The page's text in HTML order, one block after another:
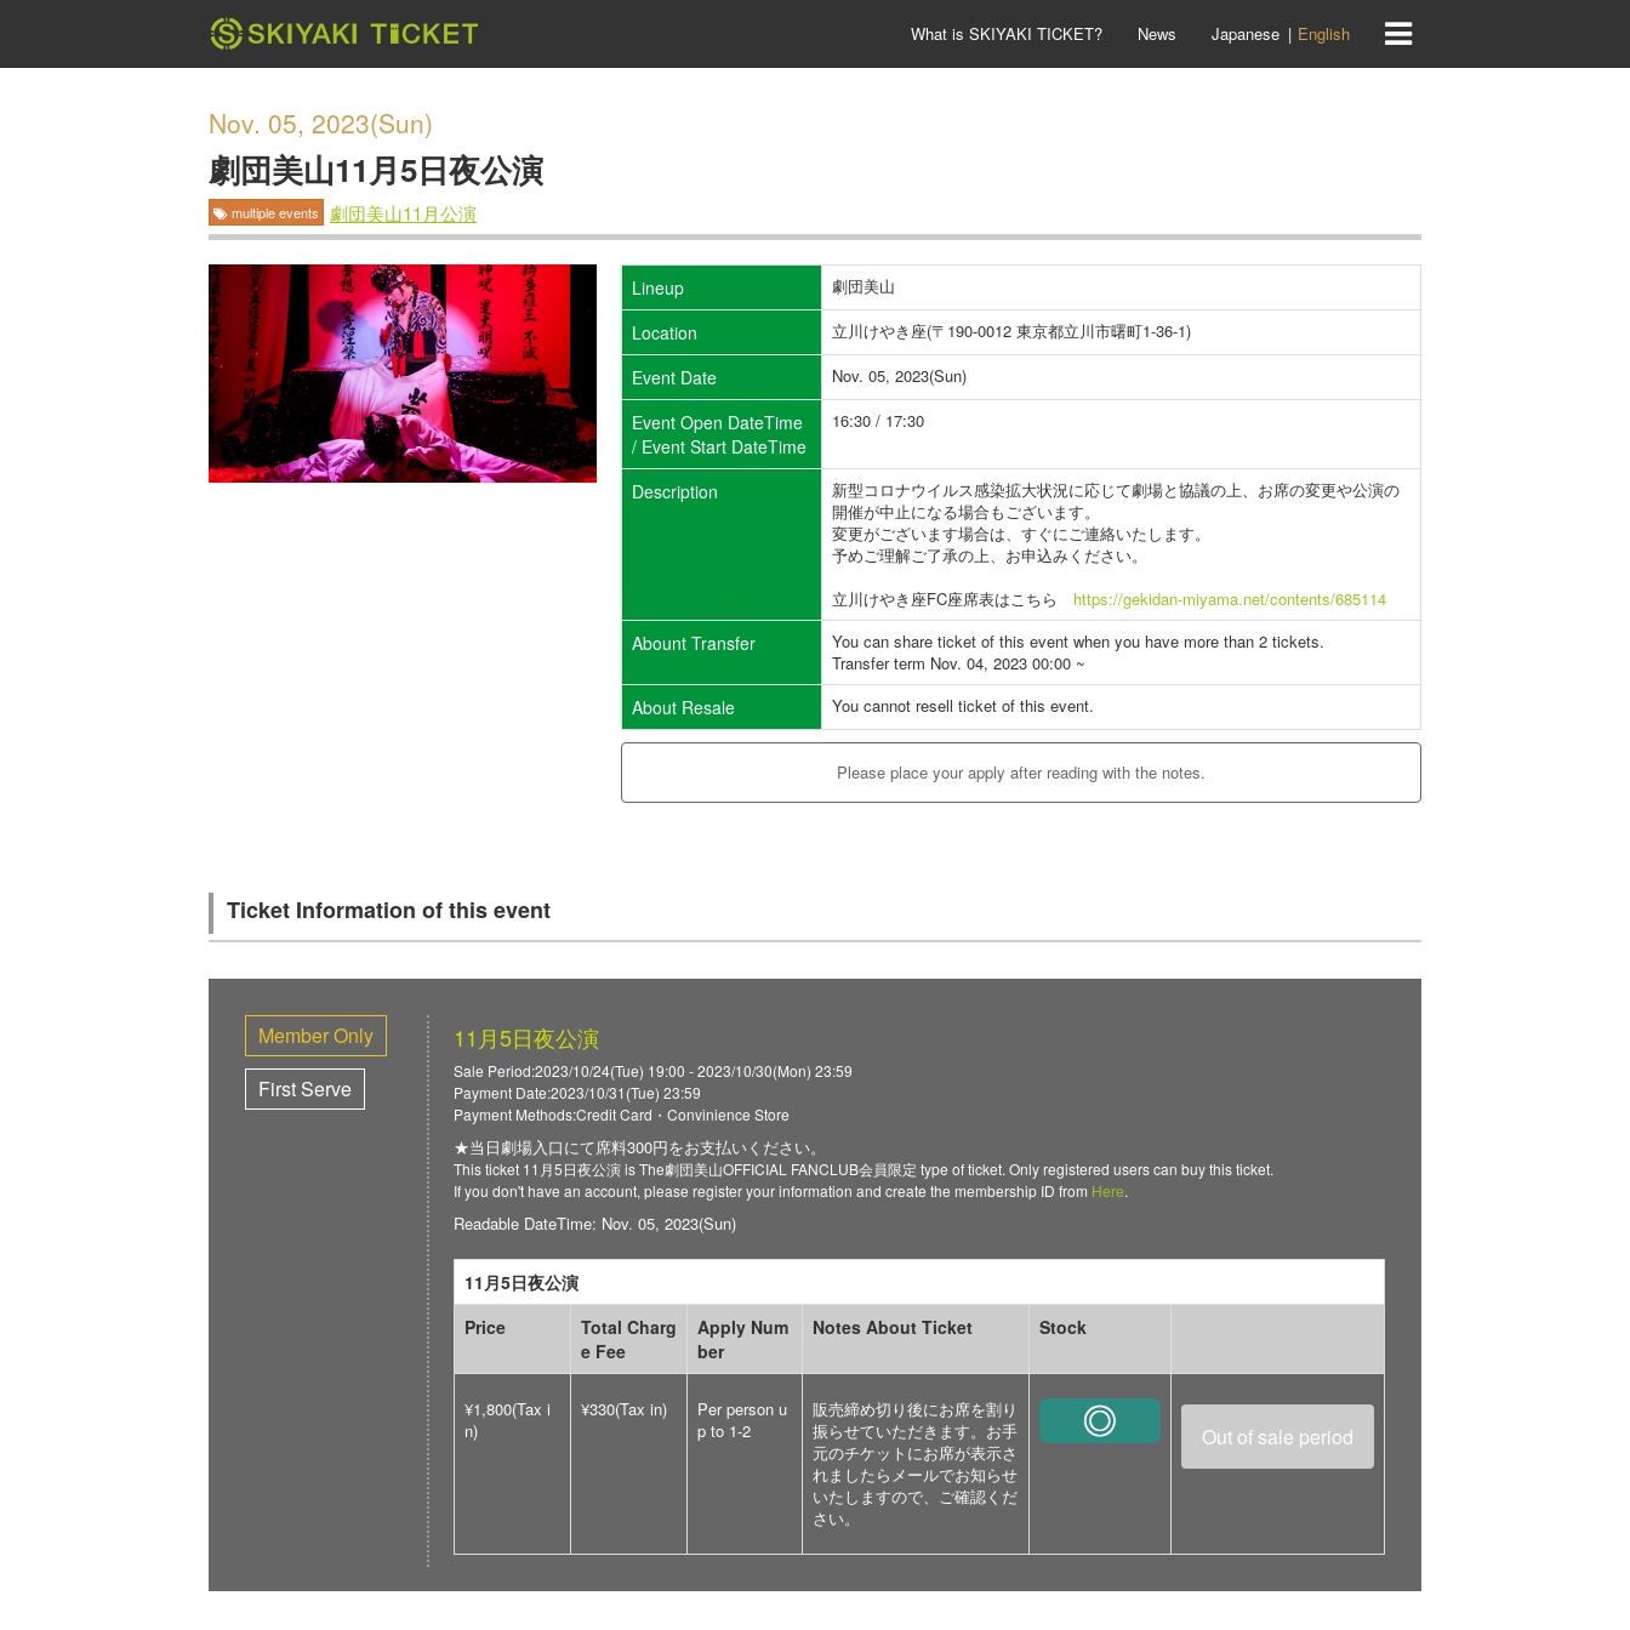
What is SKIYAKI TICKET? News Japanese English
Nov. 05, 2023(Sun)
劇団美山11月5日夜公演
multiple events 劇団美山11月公演
Lineup 劇団美山
Location 立川けやき座(〒190-0012 東京都立川市曙町1-36-1)
Event Date Nov. 05, 2023(Sun)
Event Open DateTime
/ Event Start DateTime
16:30 / 17:30
Description
新型コロナウイルス感染拡大状況に応じて劇場と協議の上、お席の変更や公演の
開催が中止になる場合もございます。
変更がございます場合は、すぐにご連絡いたします。
予めご理解ご了承の上、お申込みください。
立川けやき座FC座席表はこちら https://gekidan-miyama.net/contents/685114
Abount Transfer
You can share ticket of this event when you have more than 2 tickets.
Transfer term Nov. 04, 2023 00:00 ~
About Resale You cannot resell ticket of this event.
Please place your apply after reading with the notes.
Ticket Information of this event
Member Only
First Serve
11月5日夜公演
Sale Period:2023/10/24(Tue) 19:00 - 2023/10/30(Mon) 23:59
Payment Date:2023/10/31(Tue) 23:59
Payment Methods:Credit Card・Convinience Store
★当日劇場入口にて席料300円をお支払いください。
This ticket 11月5日夜公演 is The劇団美山OFFICIAL FANCLUB会員限定 type of ticket. Only registered users can buy this ticket.
If you don't have an account, please register your information and create the membership ID from Here.
Readable DateTime: Nov. 05, 2023(Sun)
11月5日夜公演
Price
Total Charg
e Fee
Apply Num
ber
Notes About Ticket Stock
¥1,800(Tax i
n)
¥330(Tax in)
Per person u
p to 1-2
販売締め切り後にお席を割り
振らせていただきます。お手
元のチケットにお席が表示さ
れましたらメールでお知らせ
いたしますので、ご確認くだ
さい。
Out of sale period